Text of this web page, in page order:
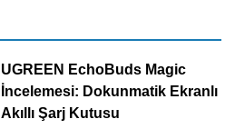
UGREEN EchoBuds Magic
İncelemesi: Dokunmatik Ekranlı
Akıllı Şarj Kutusu